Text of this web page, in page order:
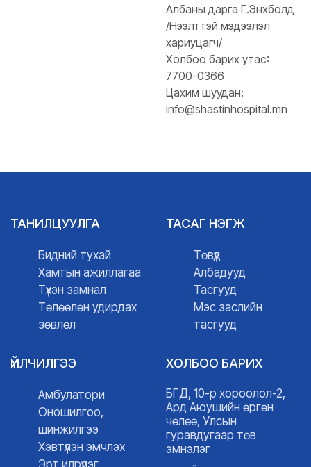
Албаны дарга Г.Энхболд
/Нээлттэй мэдээлэл
хариуцагч/
Холбоо барих утас:
7700-0366
Цахим шуудан:
info@shastinhospital.mn
ТАНИЛЦУУЛГА
Бидний тухай
Хамтын ажиллагаа
Түүхэн замнал
Төлөөлөн удирдах
зөвлөл
ТАСАГ НЭГЖ
Төвүүд
Албадууд
Тасгууд
Мэс заслийн
тасгууд
ҮЙЛЧИЛГЭЭ
Амбулатори
Оношилгоо,
шинжилгээ
Хэвтүүлэн эмчлэх
Эрт илрүүлэг
ХОЛБОО БАРИХ
БГД, 10-р хороолол-2,
Ард Аюушийн өргөн
чөлөө, Улсын
гуравдугаар төв
эмнэлэг